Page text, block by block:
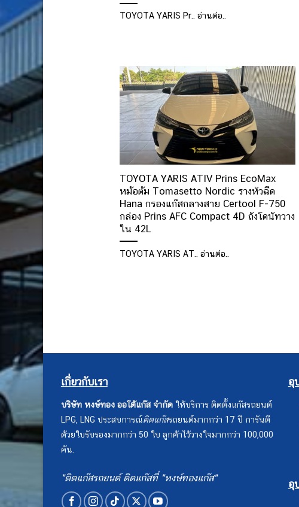
TOYOTA YARIS Pr.. อ่านต่อ..
TOYOTA YARIS ATIV Prins EcoMax
หม้อต้ม Tomasetto Nordic รางหัวฉีด
Hana กรองแก๊สกลางสาย Certool F-750
กล่อง Prins AFC Compact 4D ถังโดนัทวาง
ใน 42L
TOYOTA YARIS AT.. อ่านต่อ..
เกี่ยวกับเรา
บริษัท หงษ์ทอง ออโต้แก๊ส จำกัด ให้บริการ ติดตั้งแก๊สรถยนต์
LPG, LNG ประสบการณ์ติดแก๊สรถยนต์มากกว่า 17 ปี การันตี
ด้วยใบรับรองมากกว่า 50 ใบ ลูกค้าไว้วางใจมากกว่า 100,000
คัน.
"ติดแก๊สรถยนต์ ติดแก๊สที่ "หงษ์ทองแก๊ส"
อุ
อุ